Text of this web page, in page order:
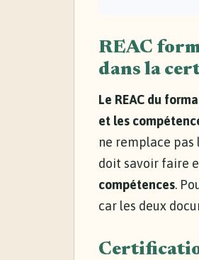
REAC
dans la
Le REAC du
et les
ne remplace pas
doit savoir faire
compétences.
car les deux